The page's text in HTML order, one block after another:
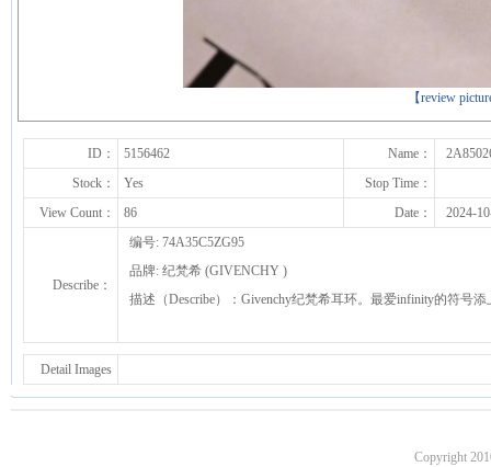
【review
ID： 5156462 Name：
Stock：
Yes
Stop Time：
View Count：
86 Date： 2024-
Describe：
编号: 74A35C5ZG95
品牌: 纪梵希 (GIVENCHY )
描述（Describe）：Givenchy纪梵希耳环。最爱infinity的符号
Detail Images
Copyright